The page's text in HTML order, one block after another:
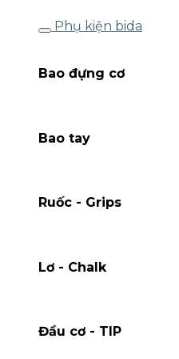
Phụ kiện bida
Bao đựng cơ
Bao tay
Ruốc - Grips
Lơ - Chalk
Đầu cơ - TIP